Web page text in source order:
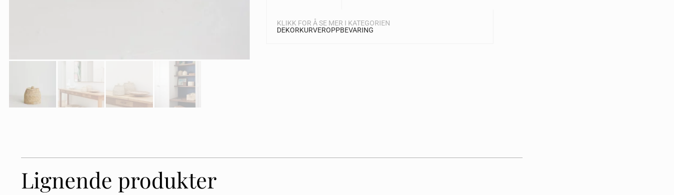
KLIKK FOR Å SE MER I KATEGORIEN
DEKORKURVEROPPBEVARING
Lignende produkter